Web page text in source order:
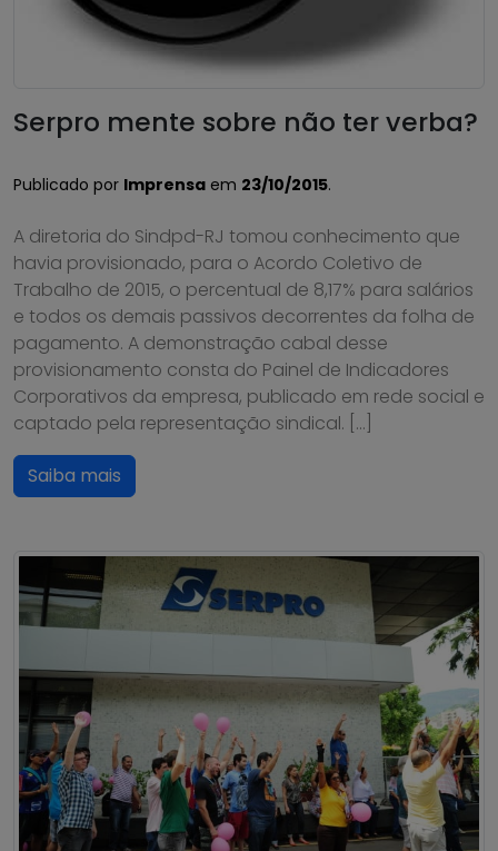
Serpro mente sobre não ter verba?
Publicado por Imprensa em 23/10/2015.
A diretoria do Sindpd-RJ tomou conhecimento que
havia provisionado, para o Acordo Coletivo de
Trabalho de 2015, o percentual de 8,17% para salários
e todos os demais passivos decorrentes da folha de
pagamento. A demonstração cabal desse
provisionamento consta do Painel de Indicadores
Corporativos da empresa, publicado em rede social e
captado pela representação sindical. […]
Saiba mais